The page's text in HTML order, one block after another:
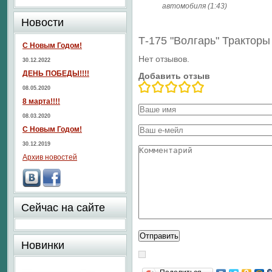
автомобиля (1:43)
Т-175 "Волгарь"
Нет отзывов.
Добавить отзыв
Новости
С Новым Годом!
30.12.2022
ДЕНЬ ПОБЕДЫ!!!!
08.05.2020
8 марта!!!!
08.03.2020
С Новым Годом!
30.12.2019
Архив новостей
Сейчас на сайте
Новинки